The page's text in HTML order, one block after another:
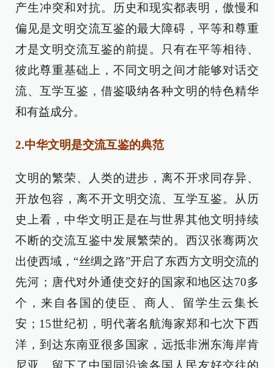
产生冲突和对抗。历史和现实都表明，傲慢和
偏见是文明交流互鉴的最大障碍，平等和尊重
才是文明交流互鉴的前提。只有在平等相待、
彼此尊重基础上，不同文明之间才能够对话交
流、互学互鉴，借鉴吸纳各种文明的特色精华
和有益成分。
2.中华文明是交流互鉴的典范
文明的繁荣、人类的进步，离不开求同存异、
开放包容，离不开文明交流、互学互鉴。从历
史上看，中华文明正是在与世界其他文明持续
不断的交流互鉴中发展繁荣的。西汉张骞两次
出使西域，“丝绸之路”开启了东西方文明交流的
先河；唐代对外通使交好的国家和地区达70多
个，来自各国的使臣、商人、留学生云集长
安；15世纪初，明代著名航海家郑和七次下西
洋，到达东南亚很多国家，远抵非洲东海岸肯
尼亚，留下了中国同沿途各国人民友好交往的